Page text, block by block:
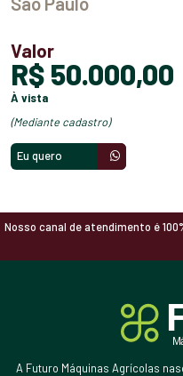
Valor
R$ 50.000,00
à vista
(mediante cadastro)
Eu quero
Nosso canal de atendimento é
A Futuro Máquinas Agrícolas nasceu da vontade dos seus fundadores de